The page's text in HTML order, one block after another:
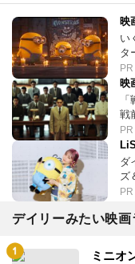
映
い
タ
PR
映
戦
PR
ダ
ズ
PR
デイリーみたい映
ミニオ